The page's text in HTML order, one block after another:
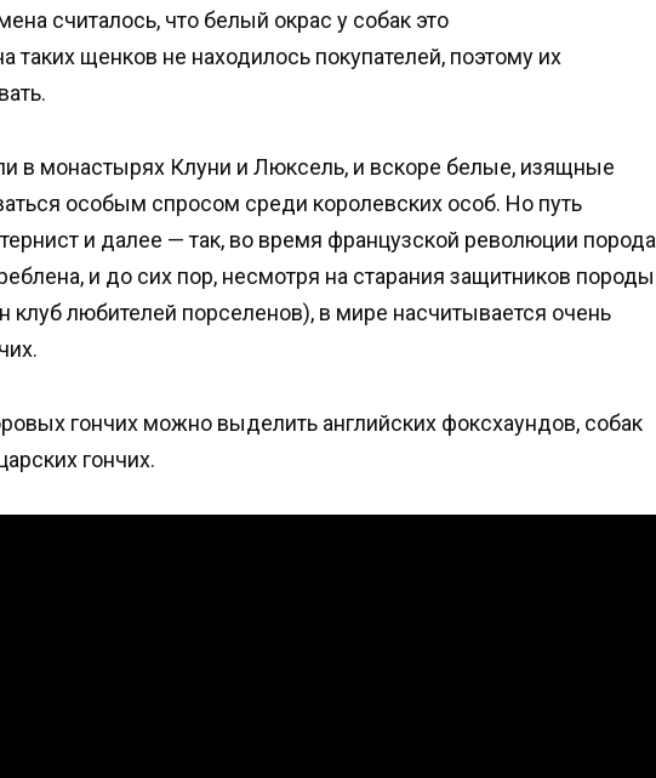
считалось, что белый окрас у собак это
таких щенков не находилось покупателей, поэтому их
в монастырях Клуни и Люксель, и вскоре белые, изящные
особым спросом среди королевских особ. Но путь
и далее — так, во время французской революции порода
и до сих пор, несмотря на старания защитников породы
клуб любителей порселенов), в мире насчитывается очень
гончих можно выделить английских фоксхаундов, собак
гончих.